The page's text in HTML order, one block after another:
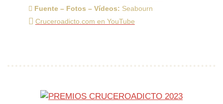
Fuente – Fotos – Vídeos: Seabourn
Cruceroadicto.com en YouTube